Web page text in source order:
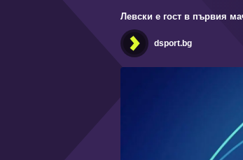
Левски е гост в първия
dsport.bg